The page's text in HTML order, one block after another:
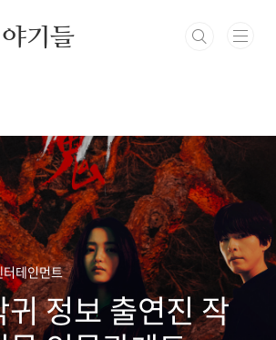
기들
테인먼트
정보 출연진 작